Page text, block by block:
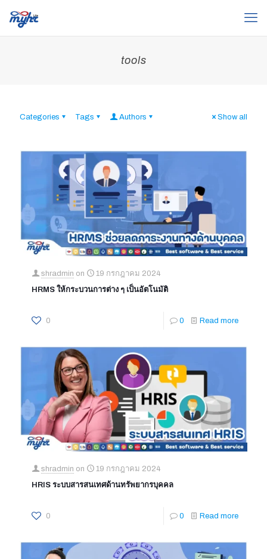
tools
Categories Tags Authors Show all
shradmin on
19 กรกฎาคม 2024
HRMS ให้กระบวนการต่าง ๆ เป็นอัตโนมัติ
0 0 Read more
shradmin on
19 กรกฎาคม 2024
HRIS ระบบสารสนเทศด้านทรัพยากรบุคคล
0 0 Read more